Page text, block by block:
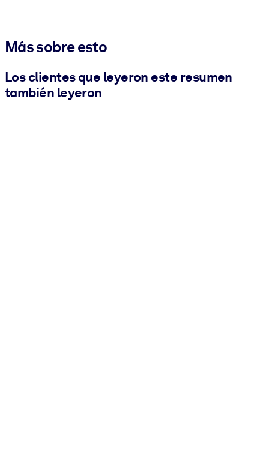
Más sobre esto
Los clientes que leyeron este resumen
también leyeron